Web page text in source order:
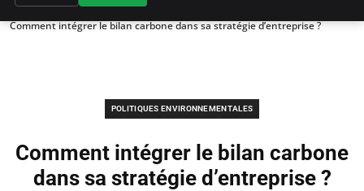
Accueil
Politiques environnementales
Comment intégrer le bilan carbone dans sa stratégie d’entreprise ?
POLITIQUES ENVIRONNEMENTALES
Comment intégrer le bilan carbone
dans sa stratégie d’entreprise ?